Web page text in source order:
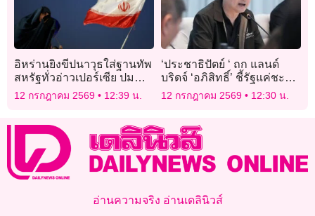
อิหร่านยิงขีปนาวุธใส่ฐานทัพ
สหรัฐทั่วอ่าวเปอร์เซีย ปม
พิพาทฮอร์มุซเดือด
12 กรกฎาคม 2569 12:39 น.
‘ประชาธิปัตย์ ‘ ถก แลน​ด์
บริดจ์​ ‘อภิสิทธิ์​’ ชี้รัฐแค่ชะลอ
ไม่ถอยจริง
12 กรกฎาคม 2569 12:30 น.
อ่านความจริง อ่านเดลินิวส์